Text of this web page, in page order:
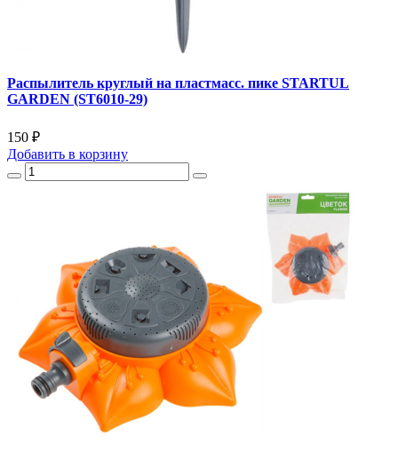
Распылитель круглый на пластмасс. пике STARTUL
GARDEN (ST6010-29)
150 ₽
Добавить в корзину